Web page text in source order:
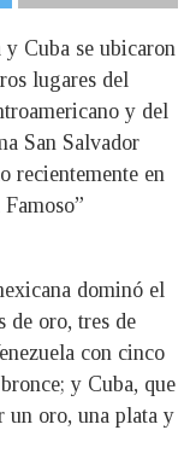
y Cuba se ubicaron
lugares del
y del
San Salvador
recientemente en
dominó el
de oro, tres de
con cinco
y Cuba, que
un oro, una plata y